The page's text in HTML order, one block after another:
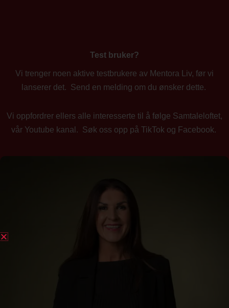
Test bruker?
Vi trenger noen aktive testbrukere av Mentora Liv, før vi
lanserer det. Send en melding om du ønsker dette.
Vi oppfordrer ellers alle interesserte til å følge Samtaleloftet,
vår Youtube kanal. Søk oss opp på TikTok og Facebook.